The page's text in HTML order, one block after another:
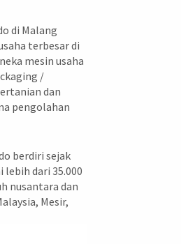
di Malang
terbesar di
mesin usaha
/
dan
pengolahan
berdiri sejak
lebih dari 35.000
nusantara dan
Mesir,